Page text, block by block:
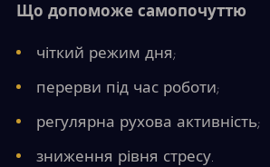
Що допоможе самопочуттю
чіткий режим дня;
перерви під час роботи;
регулярна рухова активність;
зниження рівня стресу.